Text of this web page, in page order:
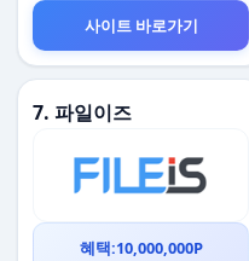
사이트 바로가기
7. 파일이즈
혜택:10,000,000P